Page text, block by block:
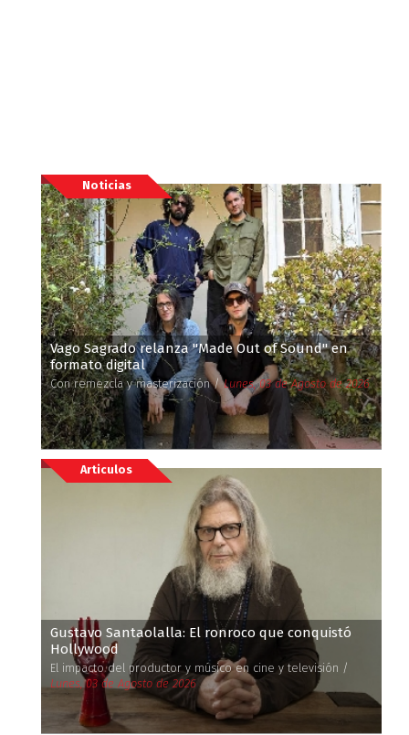
Noticias
Vago Sagrado relanza ''Made Out of Sound'' en
formato digital
Con remezcla y masterización /Lunes, 03 de Agosto de 2026
Articulos
Gustavo Santaolalla: El ronroco que conquistó
Hollywood
El impacto del productor y músico en cine y televisión /
Lunes, 03 de Agosto de 2026